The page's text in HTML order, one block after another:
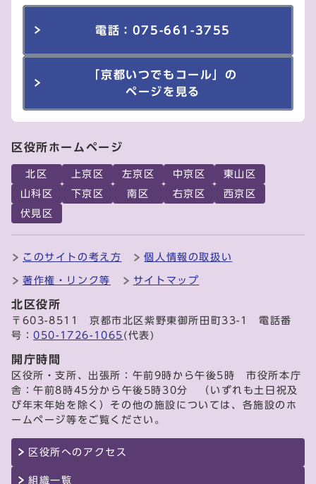
電話：075-661-3755
「京都いつでもコール」の
ページを見る
区役所ホームページ
北区 上京区 左京区 中京区
東山区
山科区
下京区 南区 右京区
西京区
伏見区
このサイトの考え方 個人情報の取扱い
著作権・リンク等 サイトマップ
北区役所
〒603-8511 京都市北区紫野東御所田町33-1 電話番
号：050-1726-1065 (代表)
開庁時間
区役所・支所、出張所：午前9時から午後5時 市役所本庁
舎：午前8時45分から午後5時30分 （いずれも土日祝及
び年末年始を除く）その他の施設については、各施設のホ
ームページ等をご覧ください。
区役所へのアクセス
組織一覧